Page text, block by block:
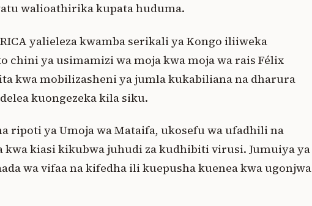
walioathirika kupata huduma.
yalieleza kwamba serikali ya Kongo iliiweka
chini ya usimamizi wa moja kwa moja wa rais Félix
kwa mobilizasheni ya jumla kukabiliana na dharura
kuongezeka kila siku.
ripoti ya Umoja wa Mataifa, ukosefu wa ufadhili na
kwa kiasi kikubwa juhudi za kudhibiti virusi. Jumuiya ya
wa vifaa na kifedha ili kuepusha kuenea kwa ugonjwa